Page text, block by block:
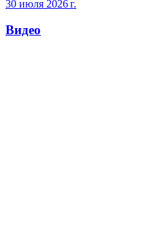
30 июля 2026 г.
Видео